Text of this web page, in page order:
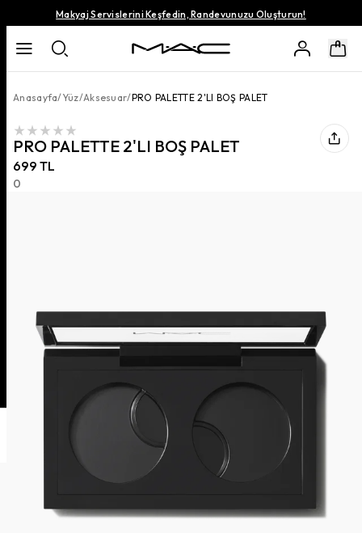
Makyaj Servislerini Keşfedin, Randevunuzu Oluşturun!
Anasayfa/Yüz/Aksesuar/PRO PALETTE 2'LI BOŞ PALET
PRO PALETTE 2'LI BOŞ PALET
699 TL
0